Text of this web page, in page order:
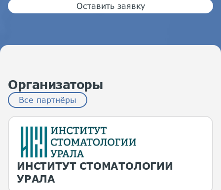
Оставить заявку
Организаторы
Все партнёры
ИНСТИТУТ СТОМАТОЛОГИИ
УРАЛА